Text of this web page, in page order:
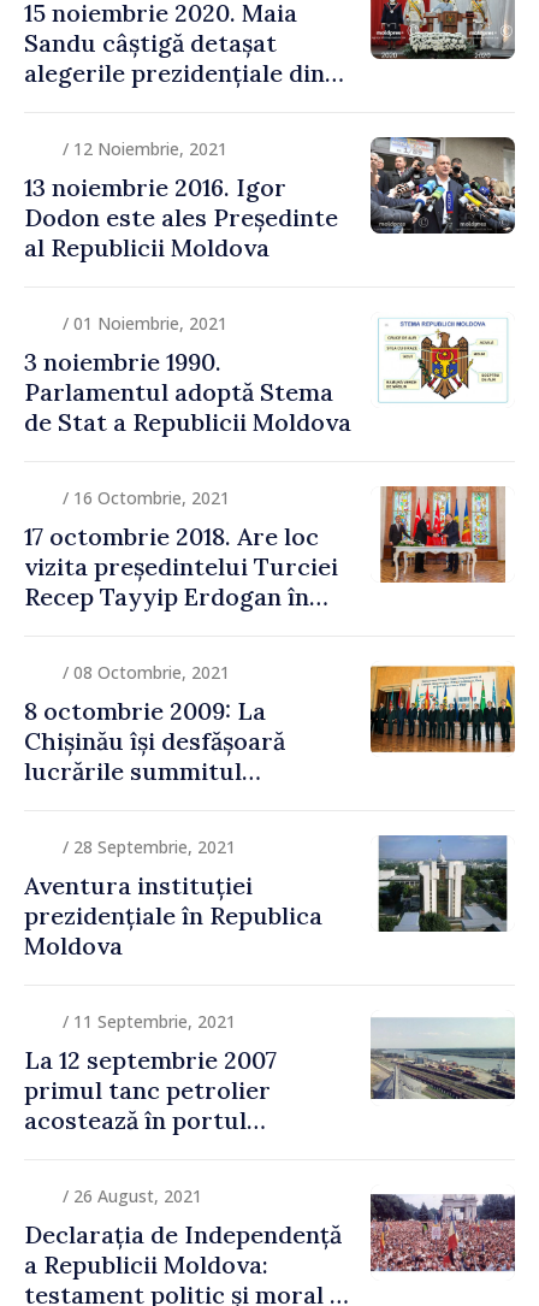
15 noiembrie 2020. Maia
Sandu câștigă detașat
alegerile prezidențiale din
/ 12 Noiembrie, 2021
13 noiembrie 2016. Igor
Dodon este ales Președinte
al Republicii Moldova
/ 01 Noiembrie, 2021
3 noiembrie 1990.
Parlamentul adoptă Stema
de Stat a Republicii Moldova
/ 16 Octombrie, 2021
17 octombrie 2018. Are loc
vizita președintelui Turciei
Recep Tayyip Erdogan în
/ 08 Octombrie, 2021
8 octombrie 2009: La
Chișinău își desfășoară
lucrările summitul
/ 28 Septembrie, 2021
Aventura instituției
prezidențiale în Republica
Moldova
/ 11 Septembrie, 2021
La 12 septembrie 2007
primul tanc petrolier
acostează în portul
/ 26 August, 2021
Declarația de Independență
a Republicii Moldova:
testament politic și moral al